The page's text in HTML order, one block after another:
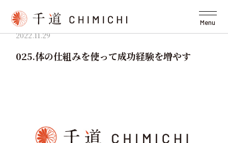
Menu
2022.11.29
025.体の仕組みを使って成功経験を増やす